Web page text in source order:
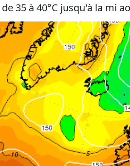
35 à 40°C jusqu'à la mi